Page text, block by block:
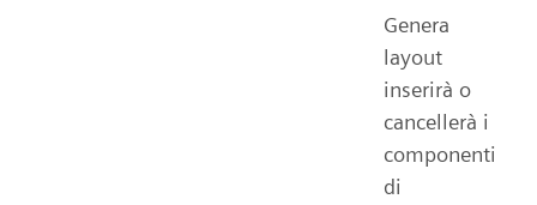
Genera
layout
inserirà o
cancellerà i
componenti
di